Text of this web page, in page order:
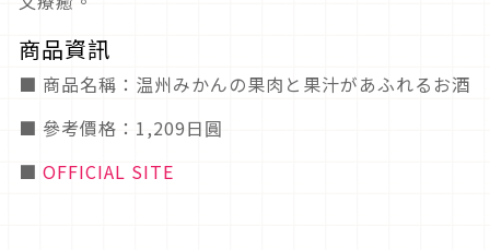
商品資訊
■ 商品名稱：温州みかんの果肉と果汁があふれるお酒
■ 參考價格：1,209日圓
■ OFFICIAL SITE